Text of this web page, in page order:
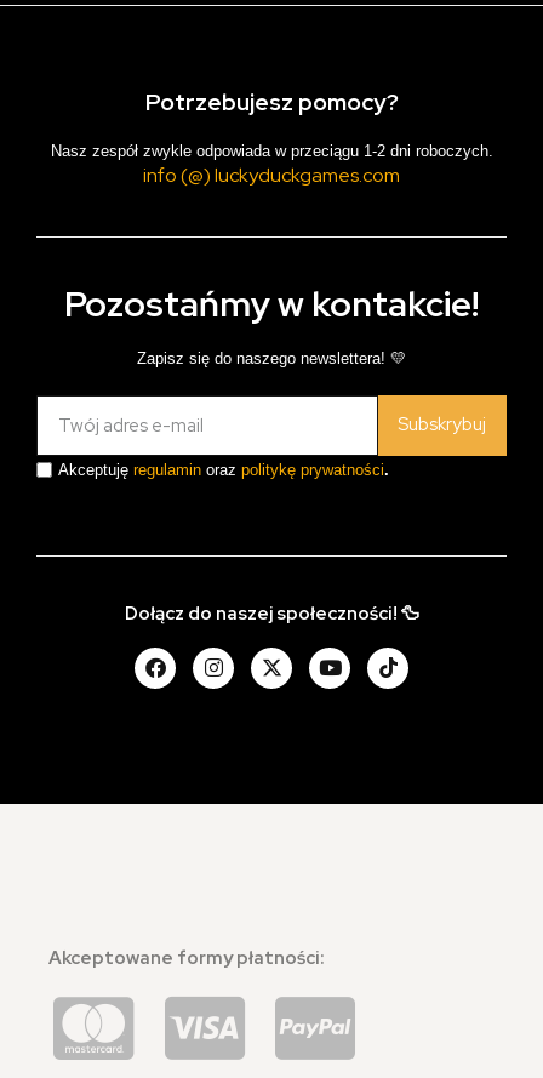
Potrzebujesz pomocy?
Nasz zespół zwykle odpowiada w przeciągu 1-2 dni roboczych.
info (@) luckyduckgames.com
Pozostańmy w kontakcie!
Zapisz się do naszego newslettera! 💛
Subskrybuj
Akceptuję regulamin oraz politykę prywatności.
Dołącz do naszej społeczności! 🦆
Akceptowane formy płatności: